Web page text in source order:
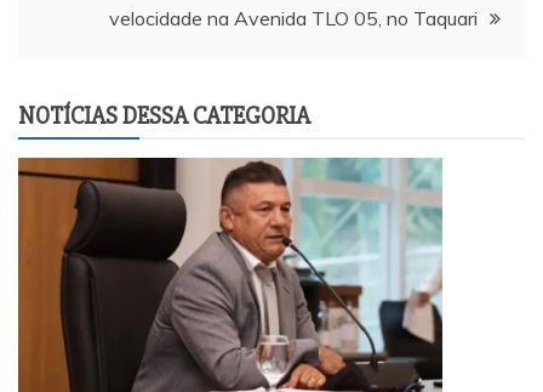
velocidade na Avenida TLO 05, no Taquari
NOTÍCIAS DESSA CATEGORIA